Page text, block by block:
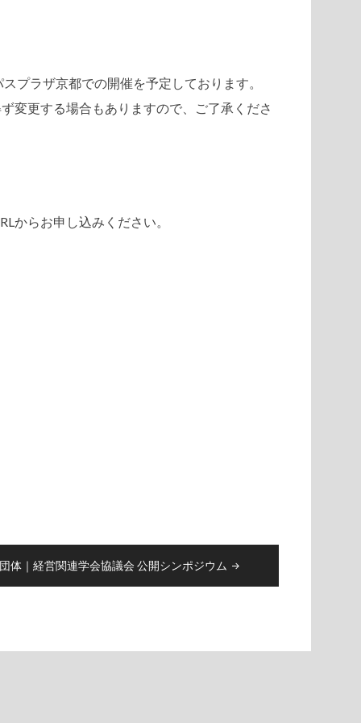
プラザ京都での開催を予定しております。
変更する場合もありますので、ご了承くださ
からお申し込みください。
体｜経営関連学会協議会 公開シンポジウム